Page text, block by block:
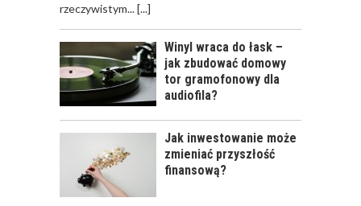
rzeczywistym...[...]
Winyl wraca do łask –
jak zbudować domowy
tor gramofonowy dla
audiofila?
Jak inwestowanie może
zmieniać przyszłość
finansową?